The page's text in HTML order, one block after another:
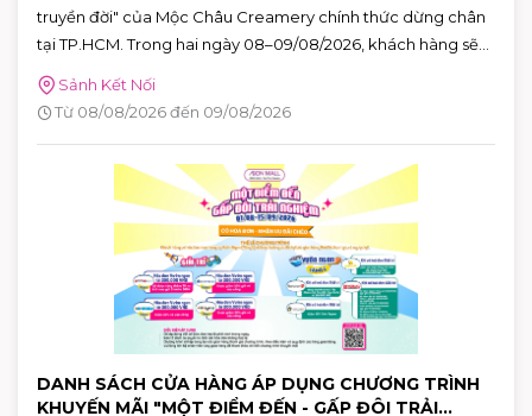
truyền đời" của Mộc Châu Creamery chính thức dừng chân
tại TP.HCM. Trong hai ngày 08–09/08/2026, khách hàng sẽ
có cơ hội khám phá những hương vị mùa hè độc đáo, tham
gia nhiều hoạt động tương tác thú vị và nhận quà tặng phiên
bản giới hạn tại AEON MALL Tân Phú Celadon.
Sảnh Kết Nối
Từ 08/08/2026 đến 09/08/2026
DANH SÁCH CỬA HÀNG ÁP DỤNG CHƯƠNG TRÌNH
KHUYẾN MÃI "MỘT ĐIỂM ĐẾN - GẤP ĐÔI TRẢI